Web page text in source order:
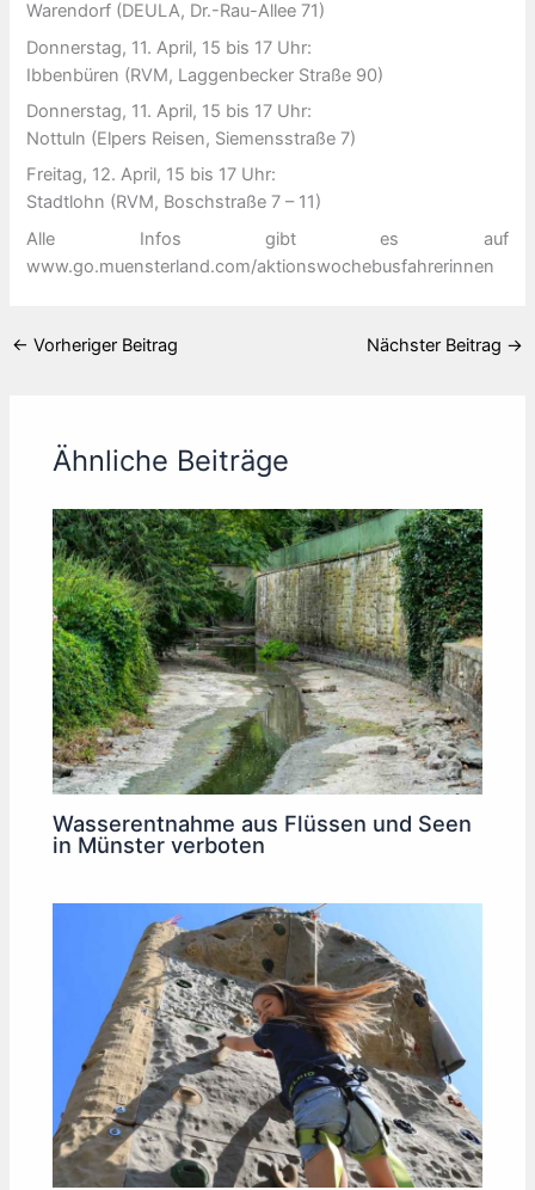
Warendorf (DEULA, Dr.-Rau-Allee 71)
Donnerstag, 11. April, 15 bis 17 Uhr:
Ibbenbüren (RVM, Laggenbecker Straße 90)
Donnerstag, 11. April, 15 bis 17 Uhr:
Nottuln (Elpers Reisen, Siemensstraße 7)
Freitag, 12. April, 15 bis 17 Uhr:
Stadtlohn (RVM, Boschstraße 7 – 11)
Alle Infos gibt es auf
www.go.muensterland.com/aktionswochebusfahrerinnen
← Vorheriger Beitrag Nächster Beitrag →
Ähnliche Beiträge
Wasserentnahme aus Flüssen und Seen
in Münster verboten